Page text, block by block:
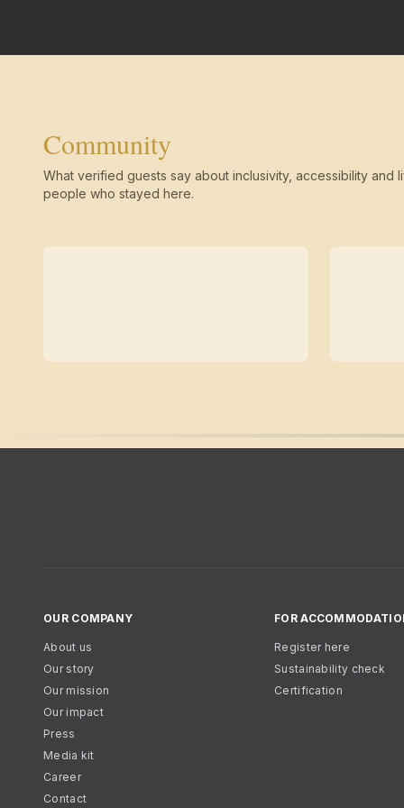
Community
What verified guests say about inclusivity, accessibility and
people who stayed here.
OUR COMPANY
About us
Our story
Our mission
Our impact
Press
Media kit
Career
Contact
FOR
Register here
Sustainability check
Certification